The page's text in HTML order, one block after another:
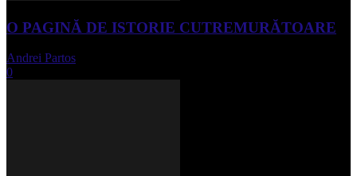
O PAGINĂ DE ISTORIE CUTREMURĂTOARE
Andrei Partos
0